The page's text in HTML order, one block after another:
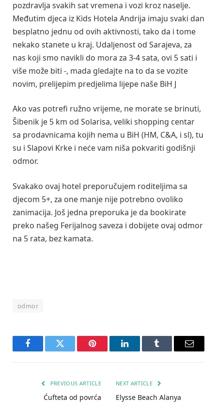
pozdravlja svakih sat vremena i vozi kroz naselje.
Međutim djeca iz Kids Hotela Andrija imaju svaki dan
besplatno jednu od ovih aktivnosti, tako da i tome
nekako stanete u kraj. Udaljenost od Sarajeva, za
nas koji smo navikli do mora za 3-4 sata, ovi 5 sati i
više može biti -, mada gledajte na to da se vozite
novim, prelijepim predjelima lijepe naše BiH J
Ako vas potrefi ružno vrijeme, ne morate se brinuti,
Šibenik je 5 km od Solarisa, veliki shopping centar
sa prodavnicama kojih nema u BiH (HM, C&A, i sl), tu
su i Slapovi Krke i neċe vam niša pokvariti godišnji
odmor.
Svakako ovaj hotel preporučujem roditeljima sa
djecom 5+, za one manje nije potrebno ovoliko
zanimacija. Još jedna preporuka je da bookirate
preko našeg Ferijalnog saveza i dobijete ovaj odmor
na 5 rata, bez kamata.
odmor
FacebookTwitter Pinterest LinkedInTumblr Email
PREVIOUS ARTICLE
Ćufteta od povrća
NEXT ARTICLE
Elysse Beach Alanya